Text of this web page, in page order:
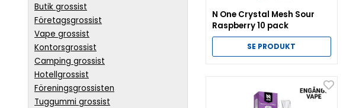
Butik grossist
Företagsgrossist
Vape grossist
Kontorsgrossist
Camping grossist
Hotellgrossist
Föreningsgrossisten
Tuggummi grossist
N One Crystal Mesh Sour
Raspberry 10 pack
SE PRODUKT